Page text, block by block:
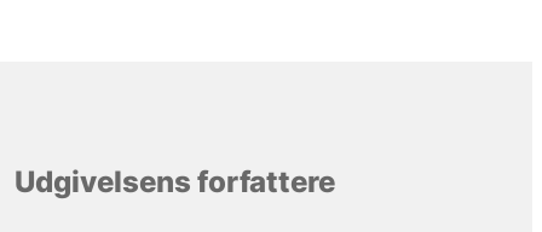
Udgivelsens forfattere